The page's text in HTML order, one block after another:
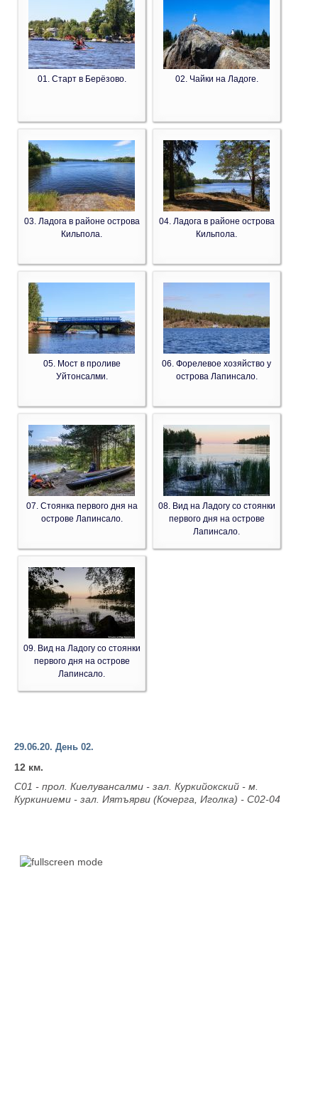
01. Старт в Берёзово. 02. Чайки на Ладоге.
03. Ладога в районе острова
Кильпола.
04. Ладога в районе острова
Кильпола.
05. Мост в проливе
Уйтонсалми.
06. Форелевое хозяйство у
острова Лапинсало.
07. Стоянка первого дня на
острове Лапинсало.
08. Вид на Ладогу со стоянки
первого дня на острове
Лапинсало.
09. Вид на Ладогу со стоянки
первого дня на острове
Лапинсало.
29.06.20. День 02.
12 км.
С01 - прол. Киелувансалми - зал. Куркийокский - м.
Куркиниеми - зал. Иятъярви (Кочерга, Иголка) - С02-04